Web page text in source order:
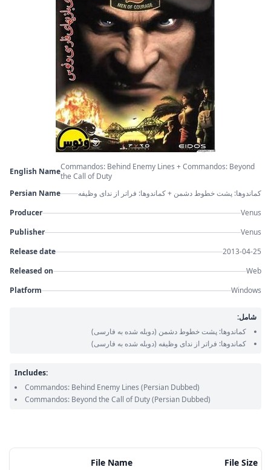
File Name File Size
English NameCommandos: Behind Enemy Lines + Commandos: Beyond
the Call of Duty
Persian Name
کماندوها: پشت خطوط دشمن + کماندوها: فراتر از ندای وظیفه
Producer
Venus
Publisher
Venus
Release date
2013-04-25
Released on
Web
Platform
Windows
شامل:
کماندوها: پشت خطوط دشمن (دوبله شده به فارسی)
کماندوها: فراتر از ندای وظیفه (دوبله شده به فارسی)
Includes:
Commandos: Behind Enemy Lines (Persian Dubbed)
Commandos: Beyond the Call of Duty(Persian Dubbed)